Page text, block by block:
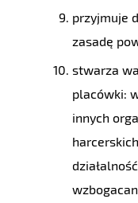
przyjmuje
zasadę
stwarza
placówki:
innych